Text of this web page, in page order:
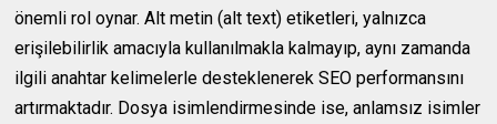
önemli rol oynar. Alt metin (alt text) etiketleri, yalnızca
erişilebilirlik amacıyla kullanılmakla kalmayıp, aynı zamanda
ilgili anahtar kelimelerle desteklenerek SEO performansını
artırmaktadır. Dosya isimlendirmesinde ise, anlamsız isimler